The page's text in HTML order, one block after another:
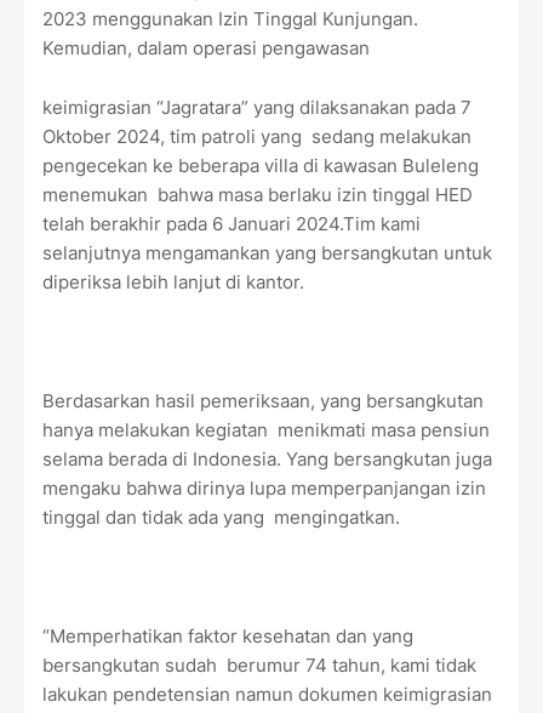
2023 menggunakan Izin Tinggal Kunjungan.
Kemudian, dalam operasi pengawasan
keimigrasian “Jagratara” yang dilaksanakan pada 7
Oktober 2024, tim patroli yang sedang melakukan
pengecekan ke beberapa villa di kawasan Buleleng
menemukan bahwa masa berlaku izin tinggal HED
telah berakhir pada 6 Januari 2024.Tim kami
selanjutnya mengamankan yang bersangkutan untuk
diperiksa lebih lanjut di kantor.
Berdasarkan hasil pemeriksaan, yang bersangkutan
hanya melakukan kegiatan menikmati masa pensiun
selama berada di Indonesia. Yang bersangkutan juga
mengaku bahwa dirinya lupa memperpanjangan izin
tinggal dan tidak ada yang mengingatkan.
“Memperhatikan faktor kesehatan dan yang
bersangkutan sudah berumur 74 tahun, kami tidak
lakukan pendetensian namun dokumen keimigrasian